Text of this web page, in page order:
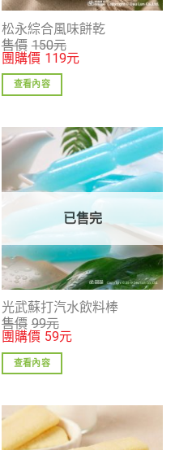
松永綜合風味餅乾
售價 150元
團購價 119元
查看內容
已售完
光武蘇打汽水飲料棒
售價 99元
團購價 59元
查看內容